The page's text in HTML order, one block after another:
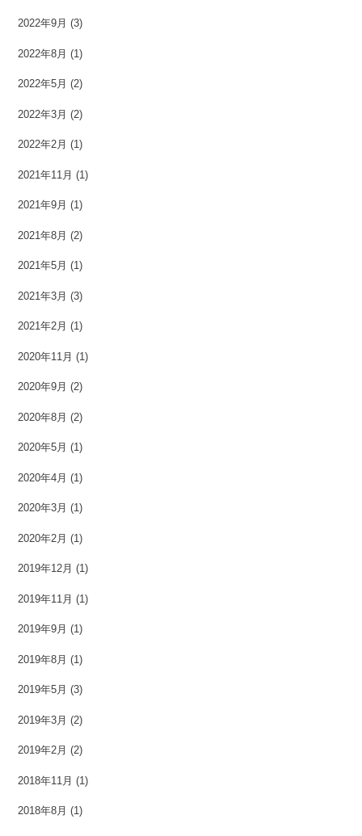
2022年9月 (3)
2022年8月 (1)
2022年5月 (2)
2022年3月 (2)
2022年2月 (1)
2021年11月 (1)
2021年9月 (1)
2021年8月 (2)
2021年5月 (1)
2021年3月 (3)
2021年2月 (1)
2020年11月 (1)
2020年9月 (2)
2020年8月 (2)
2020年5月 (1)
2020年4月 (1)
2020年3月 (1)
2020年2月 (1)
2019年12月 (1)
2019年11月 (1)
2019年9月 (1)
2019年8月 (1)
2019年5月 (3)
2019年3月 (2)
2019年2月 (2)
2018年11月 (1)
2018年8月 (1)